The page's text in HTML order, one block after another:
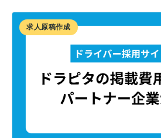
求人原稿作成